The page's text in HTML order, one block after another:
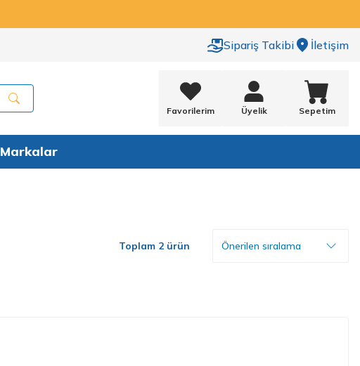
Sipariş Takibi İletişim
Favorilerim Üyelik Sepetim
Markalar
Toplam 2 ürün